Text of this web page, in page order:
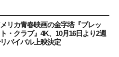
リカ青春映画の金字塔『ブレッ
・クラブ』4K、10月16日より2週
バイバル上映決定